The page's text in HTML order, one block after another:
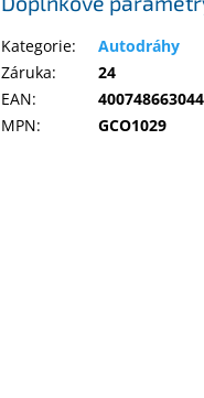
Kategorie:
Autodráhy
Záruka:
24
EAN:
MPN: GCO1029